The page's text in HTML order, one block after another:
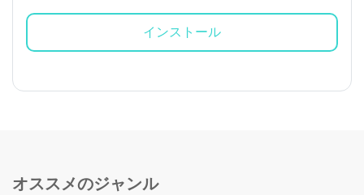
インストール
オススメのジャンル